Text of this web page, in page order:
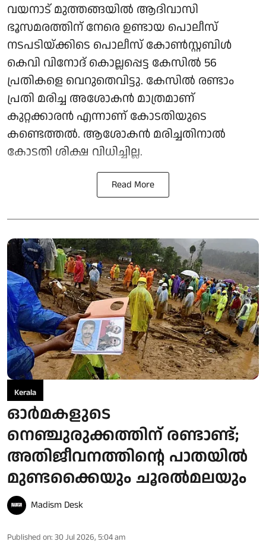
വയനാട് മുത്തങ്ങയില്‍ ആദിവാസി
ഭൂസമരത്തിന് നേരെ ഉണ്ടായ പൊലീസ്
നടപടിയ്ക്കിടെ പൊലീസ് കോണ്‍സ്റ്റബിള്‍
കെവി വിനോദ് കൊല്ലപ്പെട്ട കേസില്‍ 56
പ്രതികളെ വെറുതെവിട്ടു. കേസില്‍ രണ്ടാം
പ്രതി മരിച്ച അശോകന്‍ മാത്രമാണ്
കുറ്റക്കാരന്‍ എന്നാണ് കോടതിയുടെ
കണ്ടെത്തല്‍. ആശോകന്‍ മരിച്ചതിനാല്‍
കോടതി ശിക്ഷ വിധിച്ചില്ല.
Read More
Kerala
ഓർമകളുടെ
നെഞ്ചുരുക്കത്തിന് രണ്ടാണ്ട്;
അതിജീവനത്തിന്റെ പാതയിൽ
മുണ്ടക്കൈയും ചൂരൽമലയും
Madism Desk
Published on: 30 Jul 2026, 5:04 am